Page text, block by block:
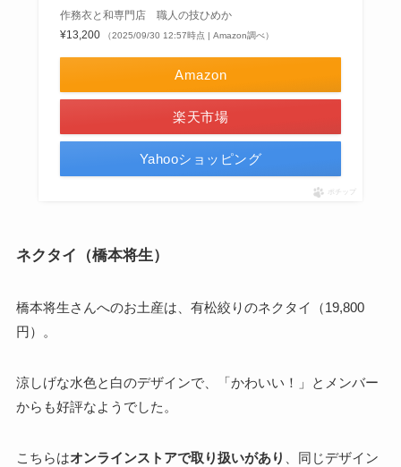
作務衣と和専門店 職人の技ひめか
¥13,200
（2025/09/30 12:57時点 | Amazon調べ）
Amazon
楽天市場
Yahooショッピング
ポチップ
ネクタイ（橋本将生）
橋本将生さんへのお土産は、有松絞りのネクタイ（19,800
円）。
涼しげな水色と白のデザインで、「かわいい！」とメンバー
からも好評なようでした。
こちらはオンラインストアで取り扱いがあり
、同じデザイン